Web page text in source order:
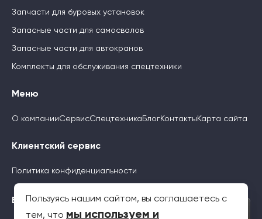
Запчасти для буровых установок
Запасные части для самосвалов
Запасные части для автокранов
Комплекты для обслуживания спецтехники
Меню
О компанииСервисСпецтехника БлогКонтакты Карта сайта
Клиентский сервис
Политика конфиденциальности
Будьте с нами
Пользуясь нашим сайтом, вы соглашаетесь с
тем, что мы используем и